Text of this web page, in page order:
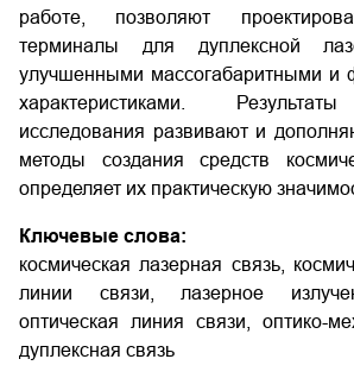
работе, позволяют
терминалы для дуплексной
улучшенными массогабаритными и
характеристиками.
исследования развивают и
методы создания средств
определяет их практическую
Ключевые слова:
космическая лазерная связь,
линии связи, лазерное
оптическая линия связи, оптико-
дуплексная связь